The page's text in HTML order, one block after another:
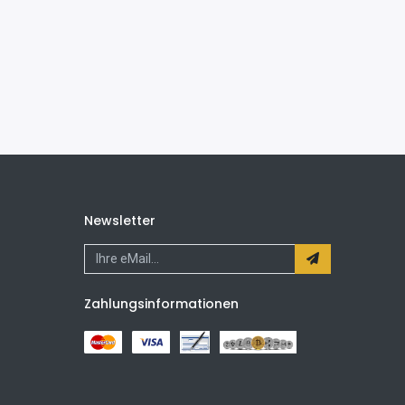
Newsletter
Zahlungsinformationen